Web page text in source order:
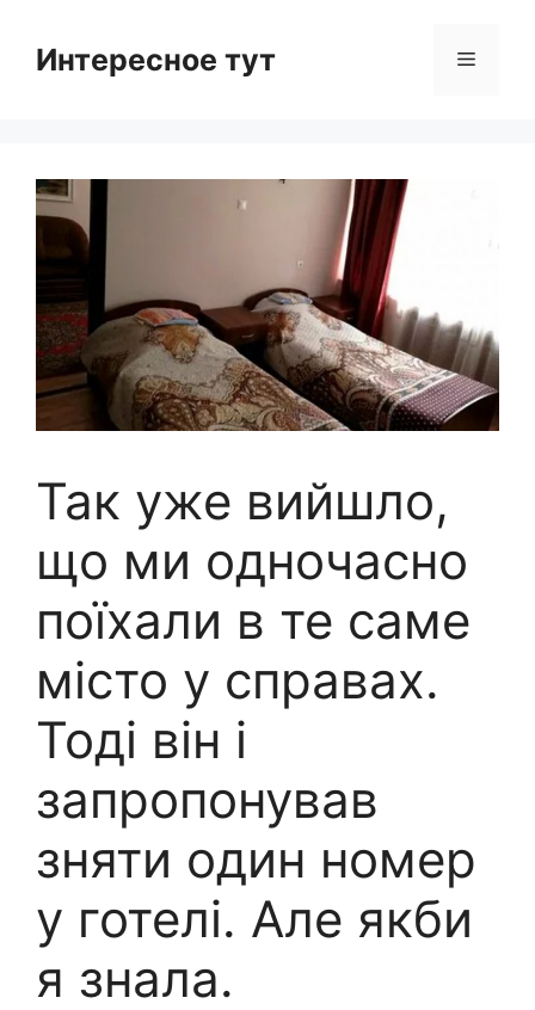
contentИнтересное тут Menu
Так уже вийшло,
що ми одночасно
поїхали в те саме
місто у справах.
Тоді він і
запропонував
зняти один номер
у готелі. Але якби
я знала.